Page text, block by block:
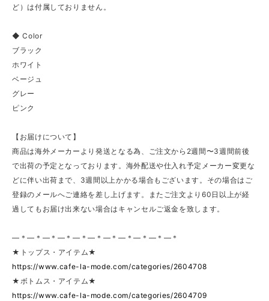
ど）は付属しておりません。
◆ Color
ブラック
ホワイト
ベージュ
グレー
ピンク
【お届けについて】
商品は海外メーカーより発送となる為、ご注文から2週間〜3週間前後
で出荷の予定となっております。海外配送や仕入れ予定メーカー変更な
どに伴い出荷まで、3週間以上かかる場合もございます。その場合はご
登録のメールへご連絡を差し上げます。またご注文より60日以上が経
過してもお届け出来ない場合はキャンセルご返金を致します。
—＊—＊—＊—＊—＊—＊—＊—＊—＊—＊—＊
★トップス・アイテム★
https://www.cafe-la-mode.com/categories/2604708
★ボトムス・アイテム★
https://www.cafe-la-mode.com/categories/2604709